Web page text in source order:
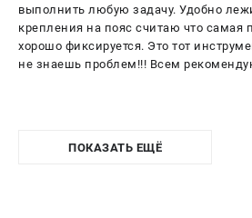
выполнить любую задачу. Удобно
крепления на пояс считаю что самая
хорошо фиксируется. Это тот
не знаешь проблем!!! Всем
ПОКАЗАТЬ ЕЩЁ